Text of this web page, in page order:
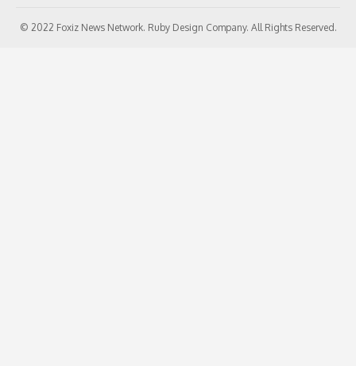
© 2022 Foxiz News Network. Ruby Design Company. All Rights Reserved.